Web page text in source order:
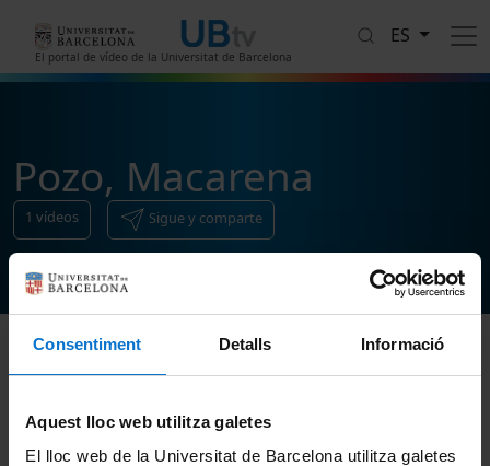
Consentiment Detalls Informació
Aquest lloc web utilitza galetes
El lloc web de la Universitat de Barcelona utilitza galetes
El portal de vídeo de la Universitat de Barcelona
ES
Pozo, Macarena
1 vídeos Sigue y comparte
Ordenar